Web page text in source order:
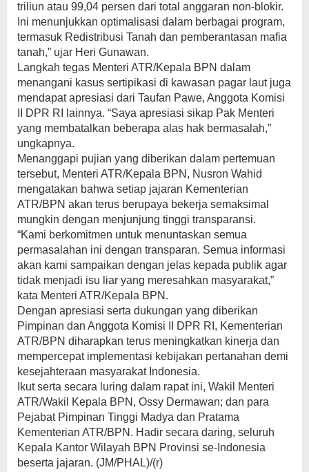
triliun atau 99,04 persen dari total anggaran non-blokir.
Ini menunjukkan optimalisasi dalam berbagai program,
termasuk Redistribusi Tanah dan pemberantasan mafia
tanah,” ujar Heri Gunawan.
Langkah tegas Menteri ATR/Kepala BPN dalam
menangani kasus sertipikasi di kawasan pagar laut juga
mendapat apresiasi dari Taufan Pawe, Anggota Komisi
II DPR RI lainnya. “Saya apresiasi sikap Pak Menteri
yang membatalkan beberapa alas hak bermasalah,”
ungkapnya.
Menanggapi pujian yang diberikan dalam pertemuan
tersebut, Menteri ATR/Kepala BPN, Nusron Wahid
mengatakan bahwa setiap jajaran Kementerian
ATR/BPN akan terus berupaya bekerja semaksimal
mungkin dengan menjunjung tinggi transparansi.
“Kami berkomitmen untuk menuntaskan semua
permasalahan ini dengan transparan. Semua informasi
akan kami sampaikan dengan jelas kepada publik agar
tidak menjadi isu liar yang meresahkan masyarakat,”
kata Menteri ATR/Kepala BPN.
Dengan apresiasi serta dukungan yang diberikan
Pimpinan dan Anggota Komisi II DPR RI, Kementerian
ATR/BPN diharapkan terus meningkatkan kinerja dan
mempercepat implementasi kebijakan pertanahan demi
kesejahteraan masyarakat Indonesia.
Ikut serta secara luring dalam rapat ini, Wakil Menteri
ATR/Wakil Kepala BPN, Ossy Dermawan; dan para
Pejabat Pimpinan Tinggi Madya dan Pratama
Kementerian ATR/BPN. Hadir secara daring, seluruh
Kepala Kantor Wilayah BPN Provinsi se-Indonesia
beserta jajaran. (JM/PHAL)/(r)